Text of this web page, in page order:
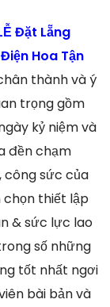
Đặt Lẵng
Hoa Tận
thành và ý
trọng gồm
kỷ niệm và
đền chạm
công sức của
chọn thiết lập
& sức lực lao
số những
tốt nhất ngơi
bài bản và